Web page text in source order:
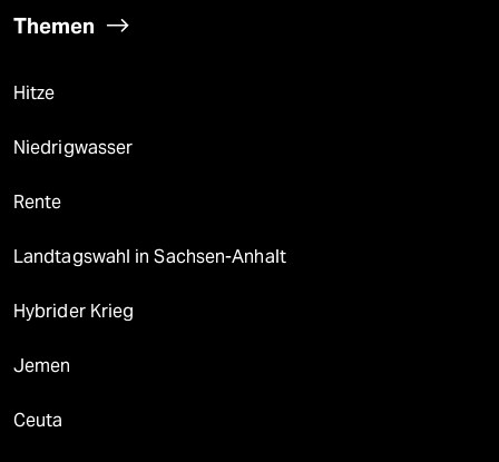
Themen
Hitze
Niedrigwasser
Rente
Landtagswahl in Sachsen-Anhalt
Hybrider Krieg
Jemen
Ceuta